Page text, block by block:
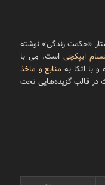
«حکمت زندگی» نوشته
ایپکچی است. مِی با
منابع و ماخذ
در قالب گزیده‌هایی تحت